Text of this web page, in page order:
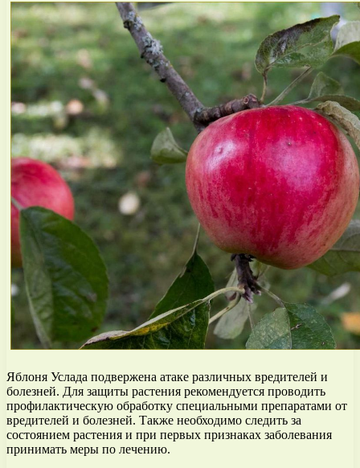
Яблоня Услада подвержена атаке различных вредителей и
болезней. Для защиты растения рекомендуется проводить
профилактическую обработку специальными препаратами от
вредителей и болезней. Также необходимо следить за
состоянием растения и при первых признаках заболевания
принимать меры по лечению.